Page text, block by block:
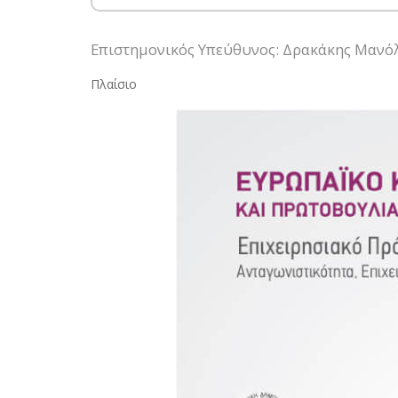
Επιστημονικός Υπεύθυνος: Δρακάκης
Πλαίσιο